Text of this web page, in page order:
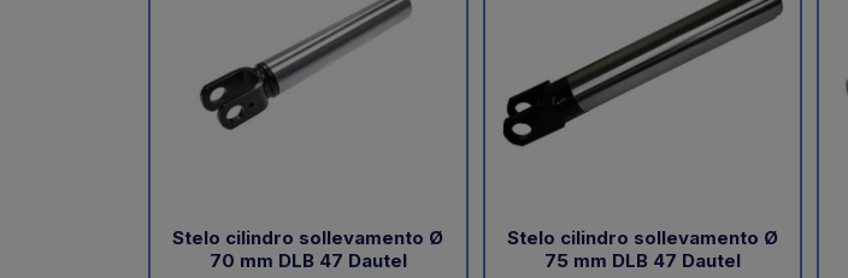
Stelo cilindro sollevamento Ø
70 mm DLB 47 Dautel
Stelo cilindro sollevamento Ø
75 mm DLB 47 Dautel